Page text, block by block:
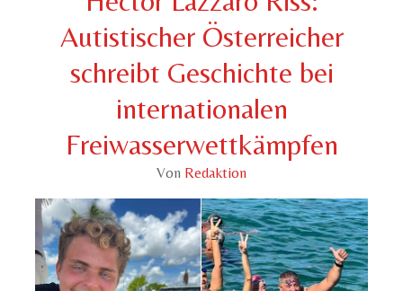
Autistischer Österreicher
schreibt Geschichte bei
internationalen
Freiwasserwettkämpfen
Von Redaktion